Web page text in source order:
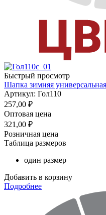
Быстрый просмотр
Шапка зимняя
Артикул: Гол110
257,00 ₽
Оптовая цена
321,00 ₽
Розничная цена
Таблица размеров
один размер
Добавить в корзину
Подробнее